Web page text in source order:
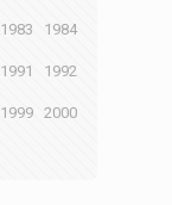
1983 1984
1991 1992
1999 2000